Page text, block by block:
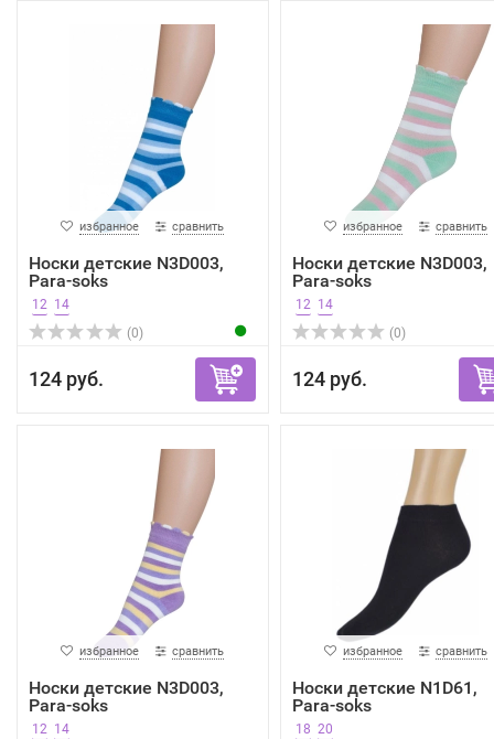
избранное сравнить
Носки детские N3D003,
Para-soks
12 14
(0)
124 руб.
избранное сравнить
Носки детские N3D003,
Para-soks
12 14
(0)
124 руб.
избранное сравнить
Носки детские N3D003,
Para-soks
12 14
избранное сравнить
Носки детские N1D61,
Para-soks
18 20